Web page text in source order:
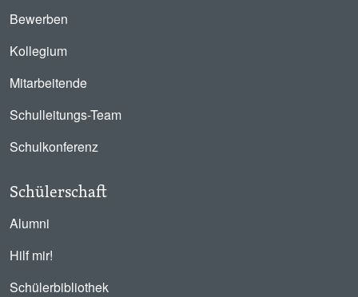
Bewerben
Kollegium
Mitarbeitende
Schulleitungs-Team
Schulkonferenz
Schülerschaft
Alumni
Hilf mir!
Schülerbibliothek